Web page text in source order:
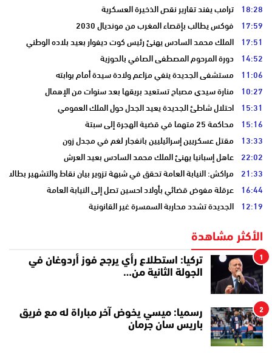
18:28 ترامب يفند تقارير نقص الذخيرة العسكرية
17:59 فوكس يطالب بإقصاء المغرب من مونديال 2030
17:51 الملك محمد السادس يهنئ رئيس كوت ديفوار بعيد بلاده الوطني
14:52 دورة المرحوم المصطفى الصافي بالحوزية
11:06 مستشفى الجديدة ينفي مزاعم ولادة سيدة أمام بوابته
10:27 منارة سيدي مصباح تستعيد بريقها بعد سنوات من الإهمال
15:31 احتلال شاطئ الجديدة يعيد الجدل حول الملك العمومي
15:16 محاكمة 25 متهما في قضية الهجرة إلى سبتة
13:33 مقتل عسكريين إسرائيليين بانفجار لغم في مجدل زون
22:02 عاهل إسبانيا يهنئ الملك محمد السادس بعيد العرش
21:33 مراكش: النيابة العامة تحقق في شبهة تزوير بيان نقاط والتشهير بطالب
16:44 عرقلة مفوض قضائي بأولاد احسين تصل إلى النيابة العامة
12:19 الجديدة تشدد محاربة السمسرة غير القانونية
الأكثر مشاهدة
1
تركيا: استطلاع رأي يرجح فوز أردوغان في
الجولة الثانية من…
2
رسميا: ميسي يخوض آخر مباراة له مع فريق
باريس سان جرمان